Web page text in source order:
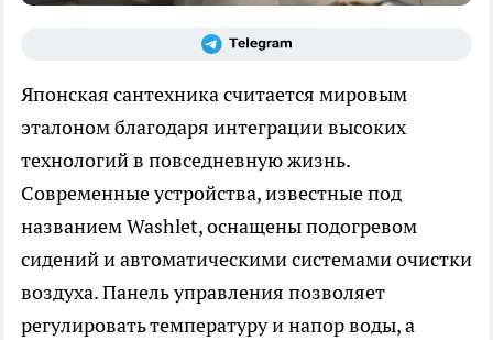
Японская сантехника считается мировым
эталоном благодаря интеграции высоких
технологий в повседневную жизнь.
Современные устройства, известные под
названием Washlet, оснащены подогревом
сидений и автоматическими системами очистки
воздуха. Панель управления позволяет
регулировать температуру и напор воды, а